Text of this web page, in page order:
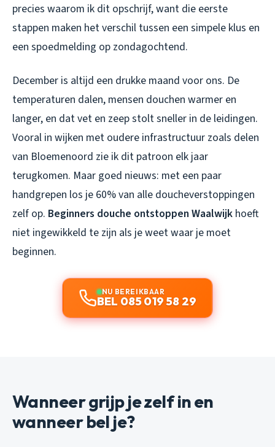
precies waarom ik dit opschrijf, want die eerste
stappen maken het verschil tussen een simpele klus en
een spoedmelding op zondagochtend.
December is altijd een drukke maand voor ons. De
temperaturen dalen, mensen douchen warmer en
langer, en dat vet en zeep stolt sneller in de leidingen.
Vooral in wijken met oudere infrastructuur zoals delen
van Bloemenoord zie ik dit patroon elk jaar
terugkomen. Maar goed nieuws: met een paar
handgrepen los je 60% van alle doucheverstoppingen
zelf op. Beginners douche ontstoppen Waalwijk hoeft
niet ingewikkeld te zijn als je weet waar je moet
beginnen.
NU BEREIKBAAR
BEL 085 019 58 29
Wanneer grijp je zelf in en
wanneer bel je?